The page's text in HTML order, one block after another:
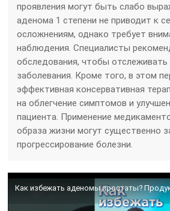
проявления могут быть слабо
аденома 1 степени не приводит к
осложнениям, однако требует
наблюдения. Специалисты
обследования, чтобы отслеживать
заболевания. Кроме того, в этом
эффективная консервативная
на облегчение симптомов и
пациента. Применение
образа жизни могут существенно
прогрессирование болезни.